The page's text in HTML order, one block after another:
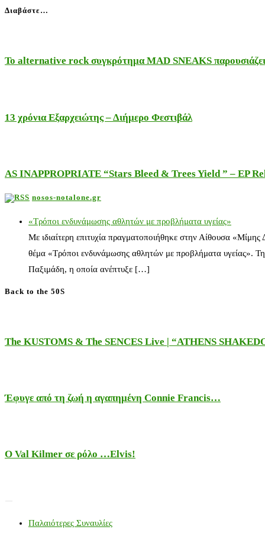
Διαβάστε…
Το alternative rock συγκρότημα MAD SNEAKS
13 χρόνια Εξαρχειώτης – Διήμερο Φεστιβάλ
AS INAPPROPRIATE “Stars Bleed & Trees Yield ” – EP
nosos-notalone.gr
«Τρόποι ενδυνάμωσης αθλητών με προβλήματα υγείας»
Με ιδιαίτερη επιτυχία πραγματοποιήθηκε στην Αίθουσα
θέμα «Τρόποι ενδυνάμωσης αθλητών με προβλήματα υγείας».
Παξιμάδη, η οποία ανέπτυξε […]
Back to the 50S
The KUSTOMS & The SENCES Live | “ATHENS
Έφυγε από τη ζωή η αγαπημένη Connie Francis…
Ο Val Kilmer σε ρόλο …Elvis!
Παλαιότερες Συναυλίες